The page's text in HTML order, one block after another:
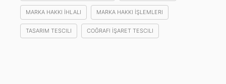
MARKA HAKKI İHLALI MARKA HAKKI İŞLEMLERI
TASARIM TESCILI COĞRAFI İŞARET TESCILI